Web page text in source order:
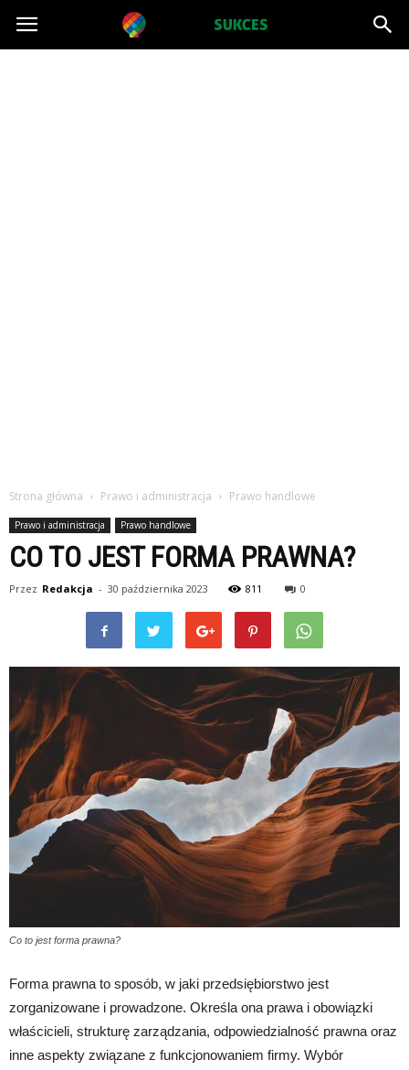
Projektsukces.pl
Strona główna Prawo i administracja Prawo handlowe
Prawo i administracja Prawo handlowe
CO TO JEST FORMA PRAWNA?
Przez Redakcja - 30 października 2023 811 0
Co to jest forma prawna?
Forma prawna to sposób, w jaki przedsiębiorstwo jest
zorganizowane i prowadzone. Określa ona prawa i obowiązki
właścicieli, strukturę zarządzania, odpowiedzialność prawna oraz
inne aspekty związane z funkcjonowaniem firmy. Wybór